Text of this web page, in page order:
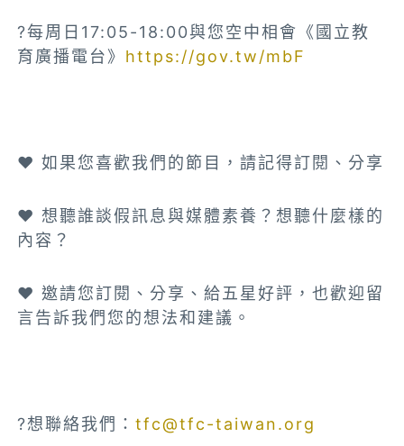
?每周日17:05-18:00與您空中相會《國立教
育廣播電台》 https://gov.tw/mbF
❤️ 如果您喜歡我們的節目，請記得訂閱、分享
❤️ 想聽誰談假訊息與媒體素養？想聽什麼樣的
內容？
❤️ 邀請您訂閱、分享、給五星好評，也歡迎留
言告訴我們您的想法和建議。
?想聯絡我們：tfc@tfc-taiwan.org